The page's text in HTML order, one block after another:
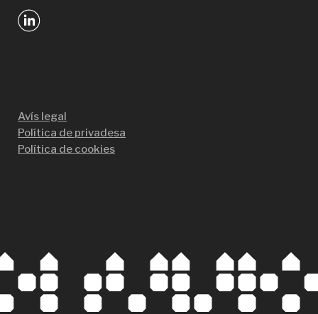
Avís legal
Política de privadesa
Política de cookies